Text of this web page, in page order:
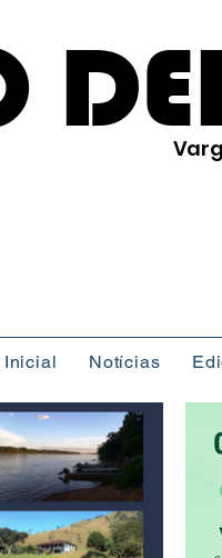
Inicial Notícias